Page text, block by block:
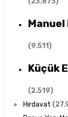
(9.511)
Küçük
(2.519)
Hırdavat (